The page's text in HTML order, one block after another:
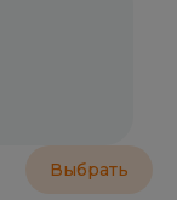
Выбрать